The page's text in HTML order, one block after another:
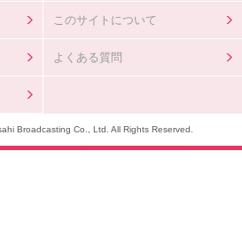
このサイトについて
よくある質問
Broadcasting Co., Ltd. All Rights Reserved.